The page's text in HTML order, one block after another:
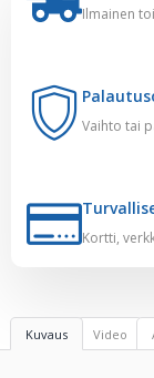
Ilmainen
Vaihto tai
Kortti,
Kuvaus Video